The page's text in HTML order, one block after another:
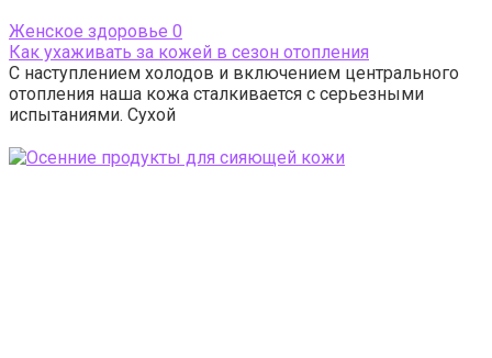
Женское здоровье 0
Как ухаживать за кожей в сезон отопления
С наступлением холодов и включением центрального
отопления наша кожа сталкивается с серьезными
испытаниями. Сухой